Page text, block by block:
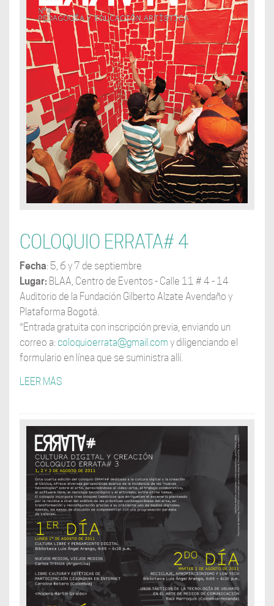
COLOQUIO ERRATA# 4
Fecha: 5, 6 y 7 de septiembre
Lugar: BLAA, Centro de Eventos - Calle 11 # 4 - 14
Auditorio de la Fundación Gilberto Alzate Avendaño y
Plataforma Bogotá.
*Entrada gratuita con inscripción previa, enviando un
correo a: coloquioerrata@gmail.com y diligenciando el
formulario en línea que se suministra allí.
LEER MÁS